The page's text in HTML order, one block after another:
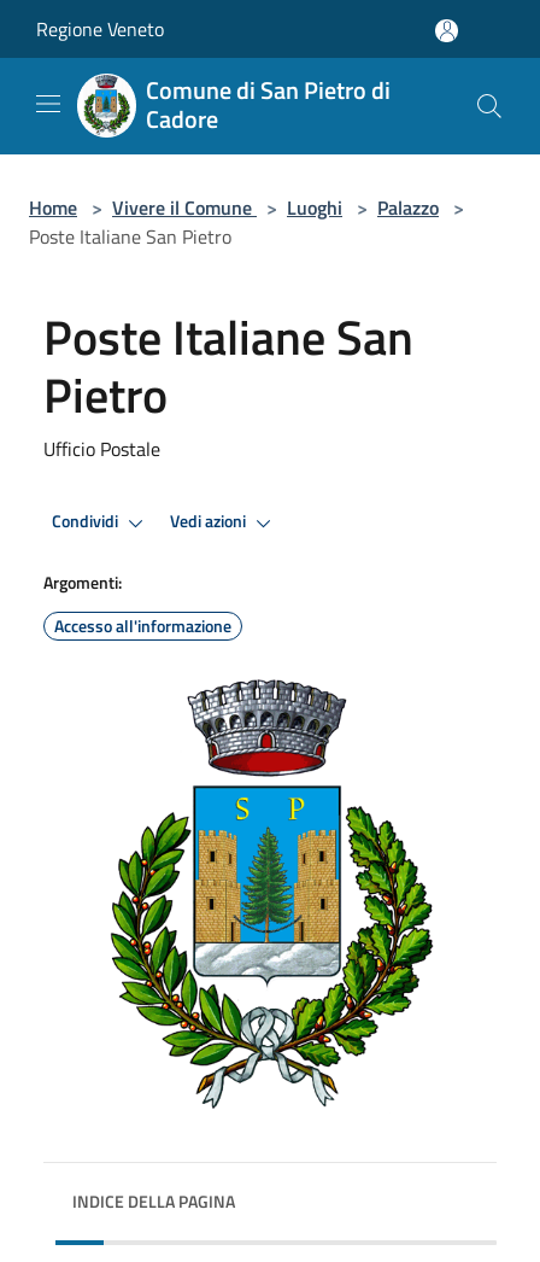
Regione Veneto
Comune di San Pietro di
Cadore
Home > Vivere il Comune > Luoghi > Palazzo >
Poste Italiane San Pietro
Poste Italiane San
Pietro
Ufficio Postale
Condividi Vedi azioni
Argomenti:
Accesso all'informazione
INDICE DELLA PAGINA